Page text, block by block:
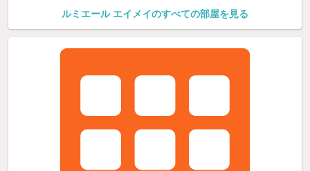
ルミエール エイメイのすべての部屋を見る